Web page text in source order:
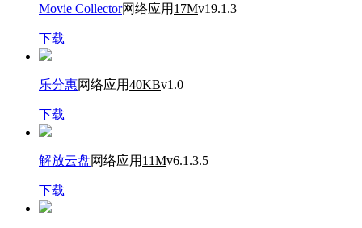
Movie Collector网络应用 17Mv19.1.3
下载
乐分惠网络应用40KBv1.0
下载
解放云盘网络应用 11Mv6.1.3.5
下载